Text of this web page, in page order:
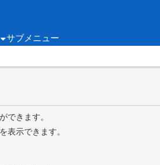
サブメニュー
できます。
表示できます。